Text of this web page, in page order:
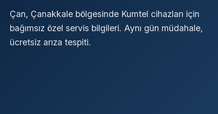
Çan, Çanakkale bölgesinde Kumtel cihazları için
bağımsız özel servis bilgileri. Aynı gün müdahale,
ücretsiz arıza tespiti.